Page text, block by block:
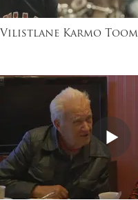
Vilistlane Karmo